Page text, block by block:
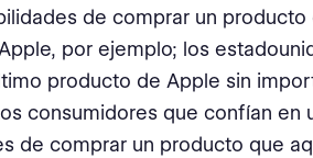
de comprar un producto
por ejemplo; los
producto de Apple sin
consumidores que confían en
de comprar un producto que